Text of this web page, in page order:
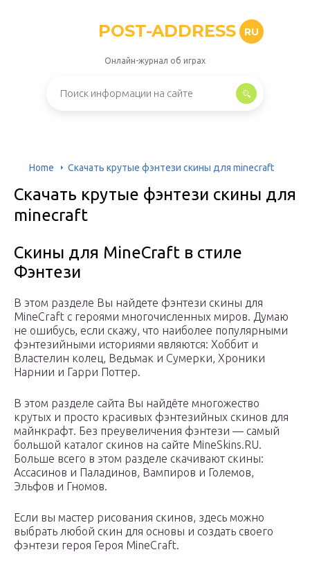
POST-ADDRESS RU
Онлайн-журнал об играх
Home Скачать крутые фэнтези скины для minecraft
Скачать крутые фэнтези скины для
minecraft
Скины для MineCraft в стиле
Фэнтези
В этом разделе Вы найдете фэнтези скины для
MineCraft с героями многочисленных миров. Думаю
не ошибусь, если скажу, что наиболее популярными
фэнтезийными историями являются: Хоббит и
Властелин колец, Ведьмак и Сумерки, Хроники
Нарнии и Гарри Поттер.
В этом разделе сайта Вы найдёте многожество
крутых и просто красивых фэнтезийных скинов для
майнкрафт. Без преувеличения фэнтези — самый
большой каталог скинов на сайте MineSkins.RU.
Больше всего в этом разделе скачивают скины:
Ассасинов и Паладинов, Вампиров и Големов,
Эльфов и Гномов.
Если вы мастер рисования скинов, здесь можно
выбрать любой скин для основы и создать своего
фэнтези героя Героя MineCraft.